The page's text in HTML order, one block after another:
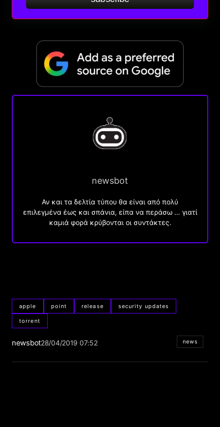
newsbot
Αν και τα δελτία τύπου θα είναι από πολύ
επιλεγμένα έως και σπάνια, είπα να περάσω … γιατί
καμιά φορά κρύβονται οι συντάκτες.
apple point release security updates
torrent
newsbot28/04/2019 07:52 news